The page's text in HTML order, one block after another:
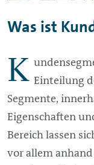
Was ist
K Einteilung
Segmente,
Eigenschaften
Bereich lassen
vor allem